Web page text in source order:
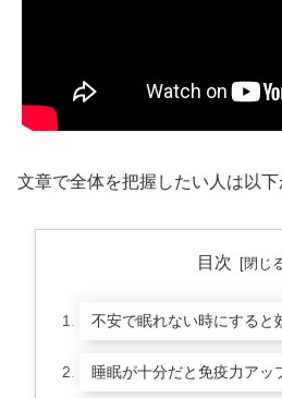
文章で全体を把握したい人は以
目次
不安で眠れない時にすると
睡眠が十分だと免疫力アッ